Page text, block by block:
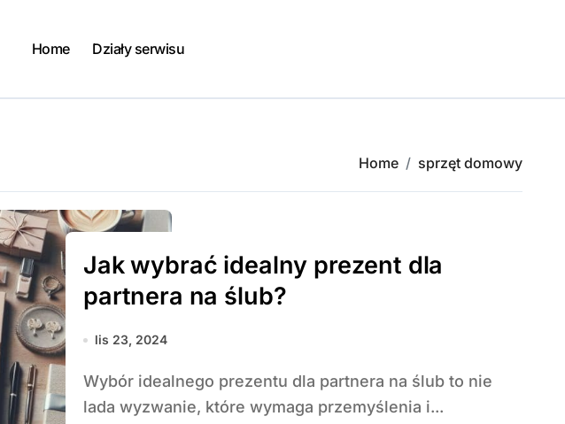
Home Działy serwisu
Home sprzęt domowy
Jak wybrać idealny prezent dla
partnera na ślub?
lis 23, 2024
Wybór idealnego prezentu dla partnera na ślub to nie
lada wyzwanie, które wymaga przemyślenia i...